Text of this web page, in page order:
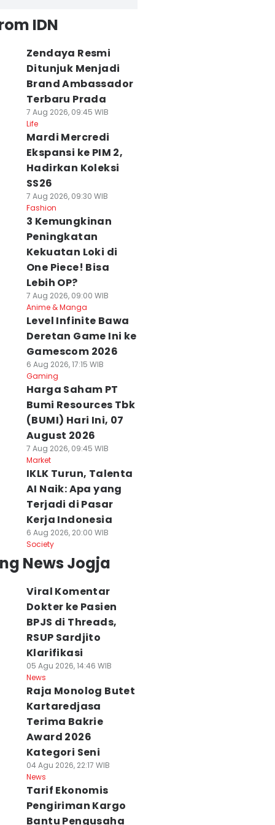
IDN
Zendaya Resmi
Ditunjuk Menjadi
Brand Ambassador
Terbaru Prada
7 Aug 2026, 09:45 WIB
Life
Mardi Mercredi
Ekspansi ke PIM 2,
Hadirkan Koleksi
SS26
7 Aug 2026, 09:30 WIB
Fashion
3 Kemungkinan
Peningkatan
Kekuatan Loki di
One Piece! Bisa
Lebih OP?
7 Aug 2026, 09:00 WIB
Anime & Manga
Level Infinite Bawa
Deretan Game Ini ke
Gamescom 2026
6 Aug 2026, 17:15 WIB
Gaming
Harga Saham PT
Bumi Resources Tbk
(BUMI) Hari Ini, 07
August 2026
7 Aug 2026, 09:45 WIB
Market
IKLK Turun, Talenta
AI Naik: Apa yang
Terjadi di Pasar
Kerja Indonesia
6 Aug 2026, 20:00 WIB
Society
News Jogja
Viral Komentar
Dokter ke Pasien
BPJS di Threads,
RSUP Sardjito
Klarifikasi
05 Agu 2026, 14:46 WIB
News
Raja Monolog Butet
Kartaredjasa
Terima Bakrie
Award 2026
Kategori Seni
04 Agu 2026, 22:17 WIB
News
Tarif Ekonomis
Pengiriman Kargo
Bantu Pengusaha